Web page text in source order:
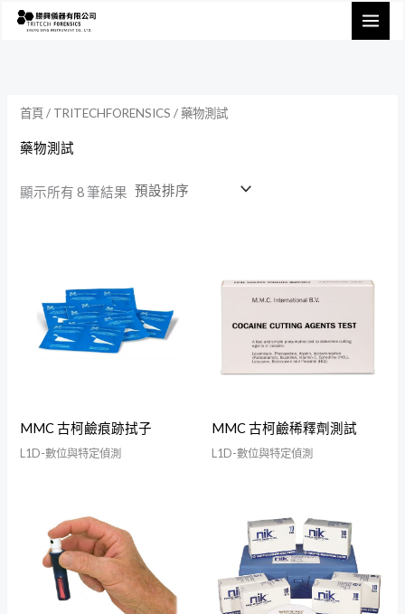
首頁/ TRITECHFORENSICS / 藥物測試
藥物測試
顯示所有 8 筆結果
MMC 古柯鹼痕跡拭子
L1D-數位與特定偵測
MMC 古柯鹼稀釋劑測試
L1D-數位與特定偵測